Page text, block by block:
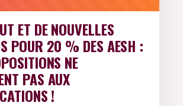
ET DE NOUVELLES
POUR 20 % DES AESH :
NE
PAS AUX
!